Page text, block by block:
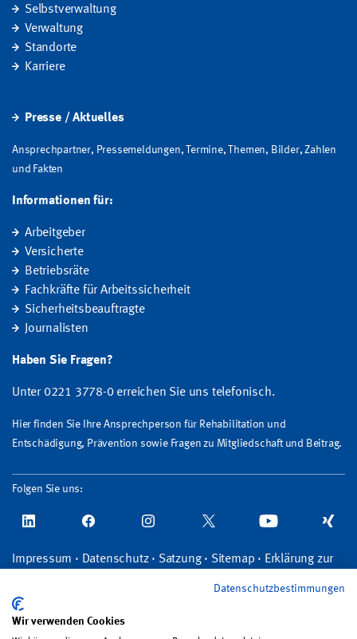
Selbstverwaltung
Verwaltung
Standorte
Karriere
Presse / Aktuelles
Ansprechpartner, Pressemeldungen, Termine, Themen, Bilder, Zahlen
und Fakten
Informationen für:
Arbeitgeber
Versicherte
Betriebsräte
Fachkräfte für Arbeitssicherheit
Sicherheitsbeauftragte
Journalisten
Haben Sie Fragen?
Unter 0221 3778-0 erreichen Sie uns telefonisch.
Hier finden Sie Ihre Ansprechperson für Rehabilitation und
Entschädigung, Prävention sowie Fragen zu Mitgliedschaft und Beitrag.
Folgen Sie uns:
Impressum · Datenschutz· Satzung· Sitemap · Erklärung zur
Datenschutzbestimmungen
Wir verwenden Cookies